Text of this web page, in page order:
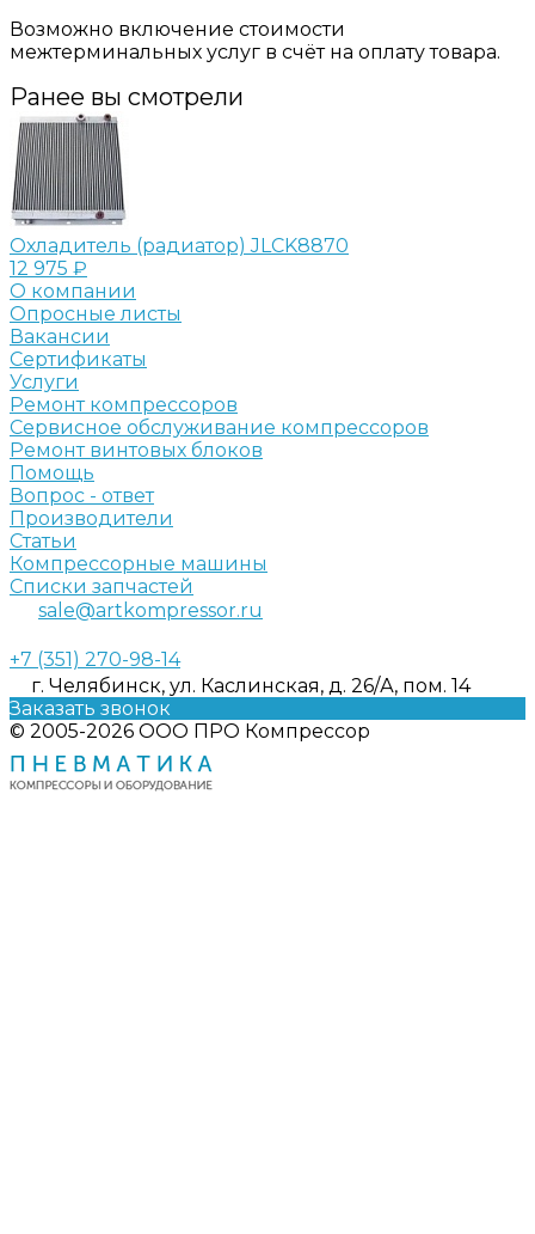
Возможно включение стоимости
межтерминальных услуг в счёт на оплату товара.
Ранее вы смотрели
Охладитель (радиатор) JLCK8870
12 975 ₽
О компании
Опросные листы
Вакансии
Сертификаты
Услуги
Ремонт компрессоров
Сервисное обслуживание компрессоров
Ремонт винтовых блоков
Помощь
Вопрос - ответ
Производители
Статьи
Компрессорные машины
Списки запчастей
sale@artkompressor.ru
+7 (351) 270-98-14
г. Челябинск, ул. Каслинская, д. 26/А, пом. 14
Заказать звонок
© 2005-2026 ООО ПРО Компрессор